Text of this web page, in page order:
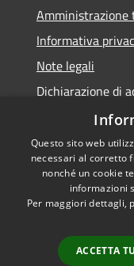
Informativa
Note legali
Dichiarazione di
Accessibilità
Privacy
Mappa del sito
Questo sito web
necessari al corretto
nonché un cookie
informazioni
Per maggiori dettagli,
ACCETTA